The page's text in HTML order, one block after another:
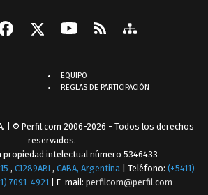
EQUIPO
REGLAS DE PARTICIPACIÓN
| © Perfil.com 2006-2026 - Todos los derechos
reservados.
propiedad intelectual número 5346433
, C1289ABI , CABA, Argentina | Teléfono: (+5411)
7091-4921 | E-mail: perfilcom@perfil.com